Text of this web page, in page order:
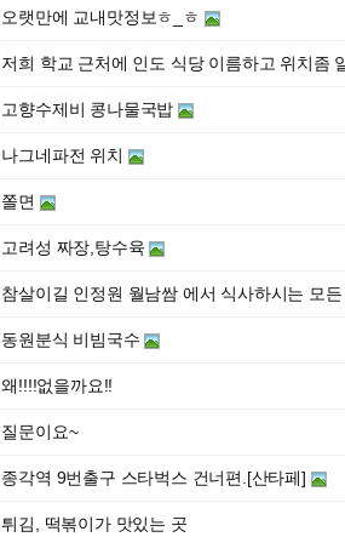
오랫만에 교내맛정보ㅎ_ㅎ
저희 학교 근처에 인도 식당 이름하고 위치좀
고향수제비 콩나물국밥
나그네파전 위치
쫄면
고려성 짜장,탕수육
참살이길 인정원 월남쌈 에서 식사하시는 모
동원분식 비빔국수
왜!!!!없을까요!!
질문이요~
종각역 9번출구 스타벅스 건너편.[산타페]
튀김, 떡볶이가 맛있는 곳